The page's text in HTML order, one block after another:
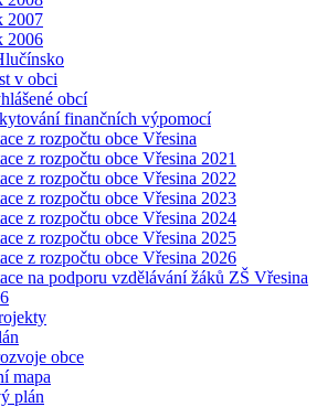
2007
2006
v obci
obcí
finančních výpomocí
z rozpočtu obce Vřesina
z rozpočtu obce Vřesina 2021
z rozpočtu obce Vřesina 2022
z rozpočtu obce Vřesina 2023
z rozpočtu obce Vřesina 2024
z rozpočtu obce Vřesina 2025
z rozpočtu obce Vřesina 2026
na podporu vzdělávání žáků ZŠ Vřesina
obce
mapa
plán